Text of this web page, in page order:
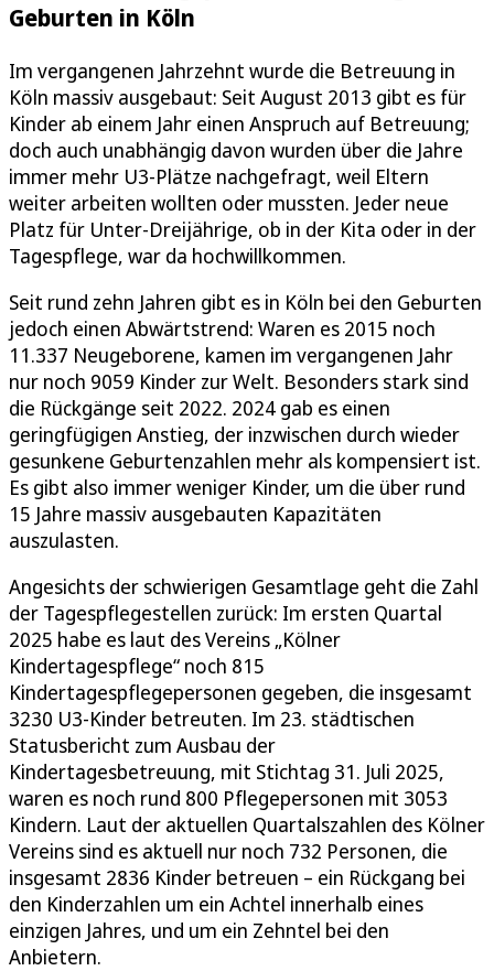
Geburten in Köln
Im vergangenen Jahrzehnt wurde die Betreuung in
Köln massiv ausgebaut: Seit August 2013 gibt es für
Kinder ab einem Jahr einen Anspruch auf Betreuung;
doch auch unabhängig davon wurden über die Jahre
immer mehr U3-Plätze nachgefragt, weil Eltern
weiter arbeiten wollten oder mussten. Jeder neue
Platz für Unter-Dreijährige, ob in der Kita oder in der
Tagespflege, war da hochwillkommen.
Seit rund zehn Jahren gibt es in Köln bei den Geburten
jedoch einen Abwärtstrend: Waren es 2015 noch
11.337 Neugeborene, kamen im vergangenen Jahr
nur noch 9059 Kinder zur Welt. Besonders stark sind
die Rückgänge seit 2022. 2024 gab es einen
geringfügigen Anstieg, der inzwischen durch wieder
gesunkene Geburtenzahlen mehr als kompensiert ist.
Es gibt also immer weniger Kinder, um die über rund
15 Jahre massiv ausgebauten Kapazitäten
auszulasten.
Angesichts der schwierigen Gesamtlage geht die Zahl
der Tagespflegestellen zurück: Im ersten Quartal
2025 habe es laut des Vereins „Kölner
Kindertagespflege“ noch 815
Kindertagespflegepersonen gegeben, die insgesamt
3230 U3-Kinder betreuten. Im 23. städtischen
Statusbericht zum Ausbau der
Kindertagesbetreuung, mit Stichtag 31. Juli 2025,
waren es noch rund 800 Pflegepersonen mit 3053
Kindern. Laut der aktuellen Quartalszahlen des Kölner
Vereins sind es aktuell nur noch 732 Personen, die
insgesamt 2836 Kinder betreuen – ein Rückgang bei
den Kinderzahlen um ein Achtel innerhalb eines
einzigen Jahres, und um ein Zehntel bei den
Anbietern.